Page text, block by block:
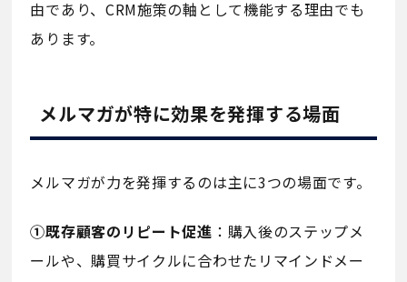
由であり、CRM施策の軸として機能する理由でも
あります。
メルマガが特に効果を発揮する場面
メルマガが力を発揮するのは主に3つの場面です。
①既存顧客のリピート促進 ：購入後のステップメ
ールや、購買サイクルに合わせたリマインドメー